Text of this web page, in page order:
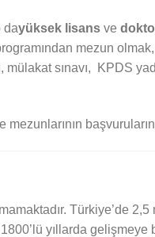
dayüksek lisans ve
mezun olmak,
mülakat sınavı, KPDS
Türkiye’de 2,5
yıllarda gelişmeye